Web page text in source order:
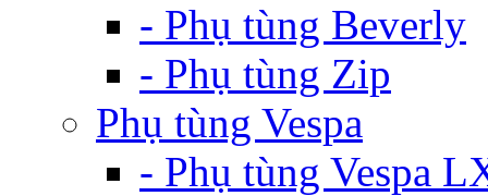
- Phụ tùng Beverly
- Phụ tùng Zip
Phụ tùng Vespa
- Phụ tùng Vespa